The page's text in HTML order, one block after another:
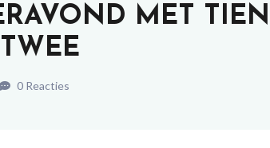
MET TIEN
0 Reacties